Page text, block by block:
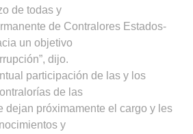
de todas y
de Contralores Estados-
un objetivo
dijo.
participación de las y los
de las
dejan próximamente el cargo y les
y